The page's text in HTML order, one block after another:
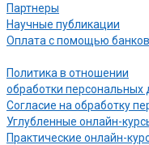
Партнеры
Научные публикации
Оплата с помощью
Политика в отношении
обработки персональных
Согласие на обработку
Углубленные онлайн-
Практические онлайн-